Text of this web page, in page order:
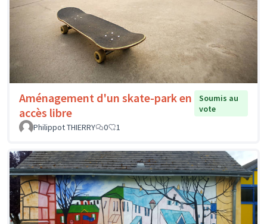
Aménagement d'un skate-park en
accès libre
Soumis au
vote
Philippot THIERRY
0 1